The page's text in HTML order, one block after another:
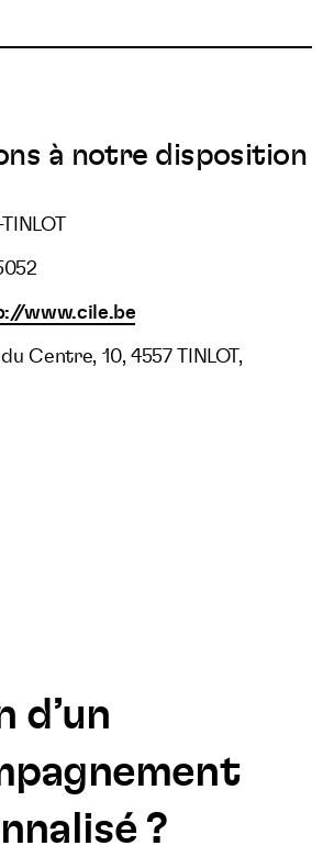
à notre disposition
www.cile.be
Centre, 10, 4557 TINLOT,
d’un
?